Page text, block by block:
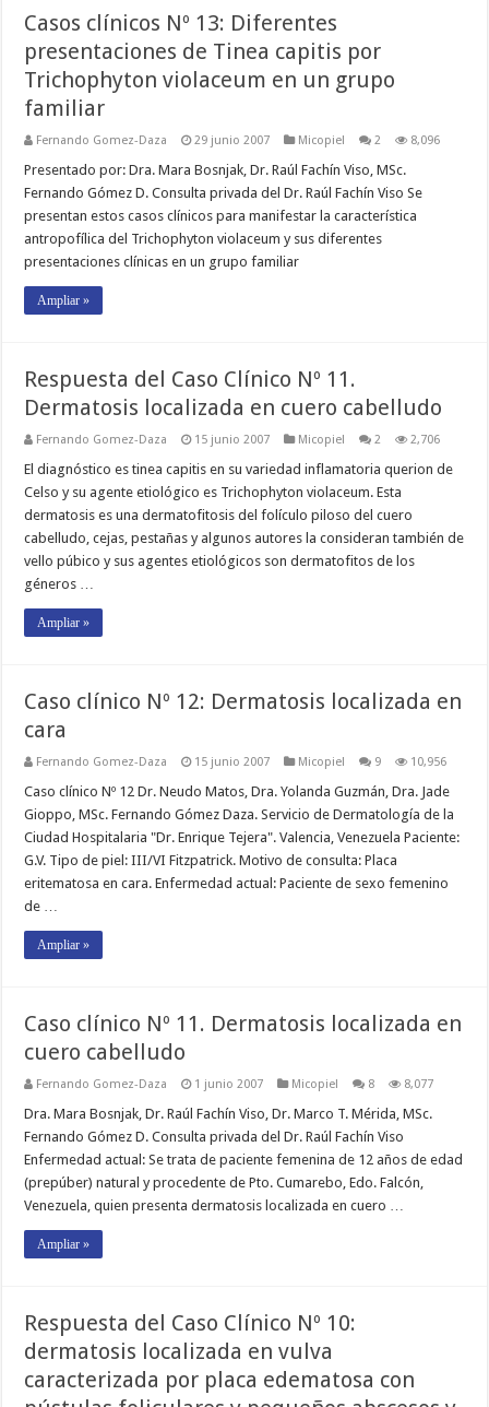
Casos clínicos Nº 13: Diferentes
presentaciones de Tinea capitis por
Trichophyton violaceum en un grupo
familiar
Fernando Gomez-Daza 29 junio 2007 Micopiel 2 8,096
Presentado por: Dra. Mara Bosnjak, Dr. Raúl Fachín Viso, MSc.
Fernando Gómez D. Consulta privada del Dr. Raúl Fachín Viso Se
presentan estos casos clínicos para manifestar la característica
antropofílica del Trichophyton violaceum y sus diferentes
presentaciones clínicas en un grupo familiar
Ampliar »
Respuesta del Caso Clínico Nº 11.
Dermatosis localizada en cuero cabelludo
Fernando Gomez-Daza 15 junio 2007 Micopiel 2 2,706
El diagnóstico es tinea capitis en su variedad inflamatoria querion de
Celso y su agente etiológico es Trichophyton violaceum. Esta
dermatosis es una dermatofitosis del folículo piloso del cuero
cabelludo, cejas, pestañas y algunos autores la consideran también de
vello púbico y sus agentes etiológicos son dermatofitos de los
géneros …
Ampliar »
Caso clínico Nº 12: Dermatosis localizada en
cara
Fernando Gomez-Daza 15 junio 2007 Micopiel 9 10,956
Caso clínico Nº 12 Dr. Neudo Matos, Dra. Yolanda Guzmán, Dra. Jade
Gioppo, MSc. Fernando Gómez Daza. Servicio de Dermatología de la
Ciudad Hospitalaria "Dr. Enrique Tejera". Valencia, Venezuela Paciente:
G.V. Tipo de piel: III/VI Fitzpatrick. Motivo de consulta: Placa
eritematosa en cara. Enfermedad actual: Paciente de sexo femenino
de …
Ampliar »
Caso clínico Nº 11. Dermatosis localizada en
cuero cabelludo
Fernando Gomez-Daza 1 junio 2007 Micopiel 8 8,077
Dra. Mara Bosnjak, Dr. Raúl Fachín Viso, Dr. Marco T. Mérida, MSc.
Fernando Gómez D. Consulta privada del Dr. Raúl Fachín Viso
Enfermedad actual: Se trata de paciente femenina de 12 años de edad
(prepúber) natural y procedente de Pto. Cumarebo, Edo. Falcón,
Venezuela, quien presenta dermatosis localizada en cuero …
Ampliar »
Respuesta del Caso Clínico Nº 10:
dermatosis localizada en vulva
caracterizada por placa edematosa con